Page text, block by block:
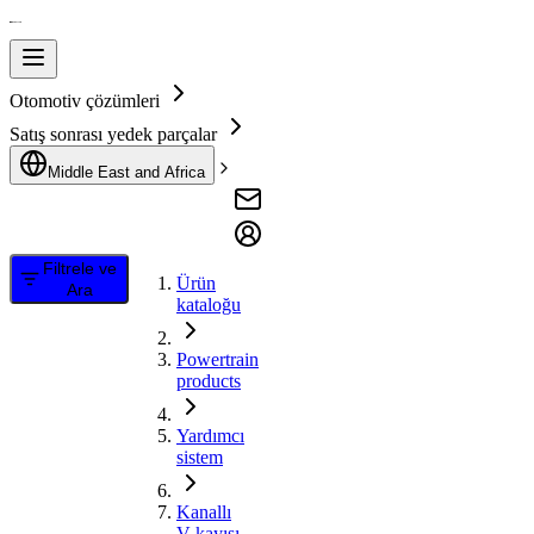
Otomotiv çözümleri
Satış sonrası yedek parçalar
Middle East and Africa
Filtrele ve
Ara
Ürün
kataloğu
Powertrain
products
Yardımcı
sistem
Kanallı